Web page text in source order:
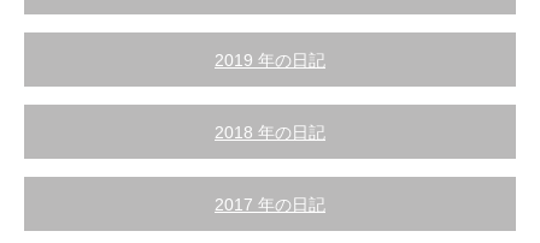
2019 年の日記
2018 年の日記
2017 年の日記